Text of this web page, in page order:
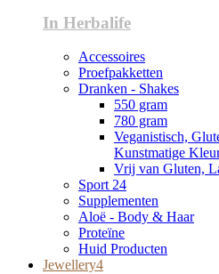
In Herbalife
Accessoires
Proefpakketten
Dranken - Shakes
550 gram
780 gram
Veganistisch,
Kunstmatige
Vrij van Gluten,
Sport 24
Supplementen
Aloë - Body & Haar
Proteïne
Huid Producten
Jewellery4